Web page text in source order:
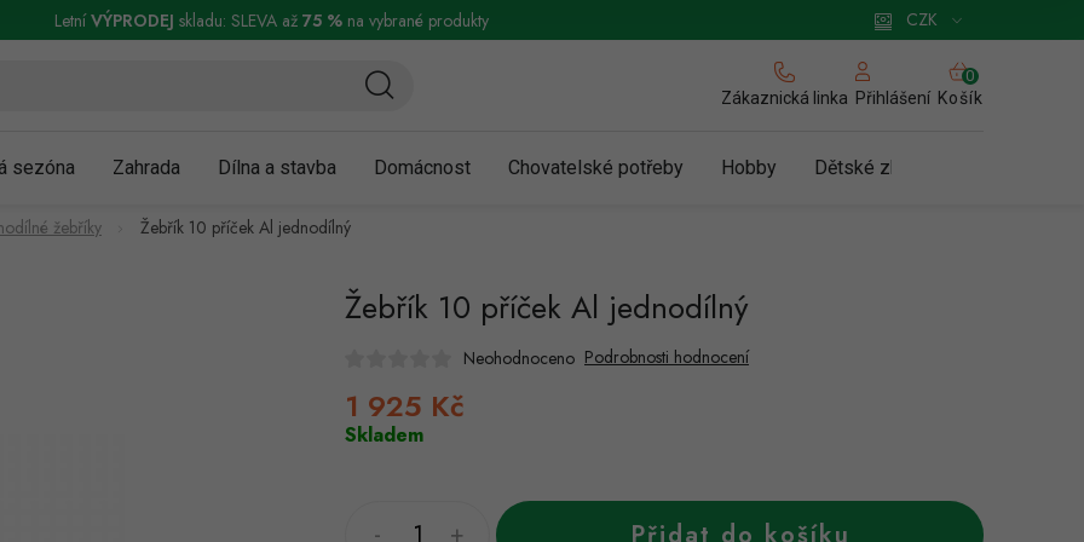
a reklamace Podmínky ochrany osobních údajů Obchodní podmínky pro podnikatele Zásady používání cookies
CZK
LetníVÝPRODEJ skladu: SLEVA až 75 %na vybrané produkty
Zákaznická linka Přihlášení
NÁKUPNÍ
KOŠÍK
Košík
sezóna Zahrada Dílna a stavba Domácnost Chovatelské potřeby Hobby Dětské zboží a hračky
žebříky Žebřík 10 příček Al jednodílný
Žebřík 10 příček Al jednodílný
Neohodnoceno Podrobnosti hodnocení
1 925 Kč
Skladem
Přidat do košíku